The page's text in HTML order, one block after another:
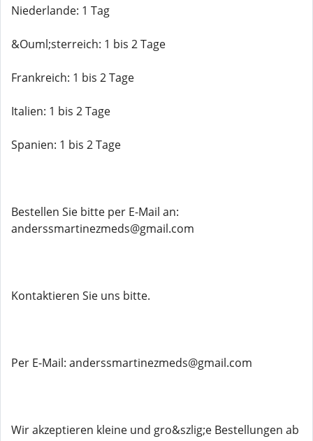
Niederlande: 1 Tag
&Ouml;sterreich: 1 bis 2 Tage
Frankreich: 1 bis 2 Tage
Italien: 1 bis 2 Tage
Spanien: 1 bis 2 Tage
Bestellen Sie bitte per E-Mail an:
anderssmartinezmeds@gmail.com
Kontaktieren Sie uns bitte.
Per E-Mail: anderssmartinezmeds@gmail.com
Wir akzeptieren kleine und gro&szlig;e Bestellungen ab